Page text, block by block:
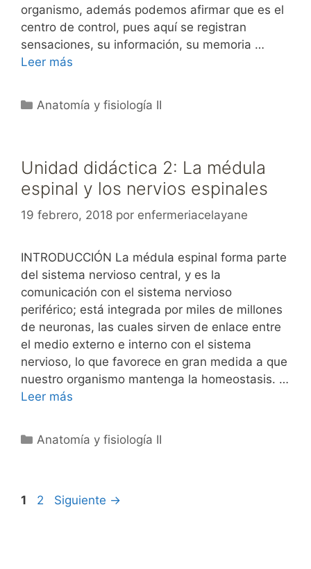
organismo, además podemos afirmar que es el
centro de control, pues aquí se registran
sensaciones, su información, su memoria …
Leer más
Categorías
Anatomía y fisiología II
Unidad didáctica 2: La médula
espinal y los nervios espinales
19 febrero, 2018 por enfermeriacelayane
INTRODUCCIÓN La médula espinal forma parte
del sistema nervioso central, y es la
comunicación con el sistema nervioso
periférico; está integrada por miles de millones
de neuronas, las cuales sirven de enlace entre
el medio externo e interno con el sistema
nervioso, lo que favorece en gran medida a que
nuestro organismo mantenga la homeostasis. …
Leer más
Categorías
Anatomía y fisiología II
Página
1 Página
2 Siguiente →